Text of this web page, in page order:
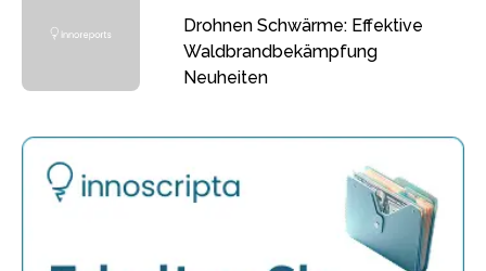
Drohnen Schwärme: Effektive
Waldbrandbekämpfung
Neuheiten